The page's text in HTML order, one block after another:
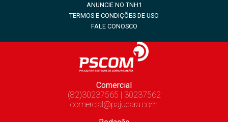
ANUNCIE NO TNH1
TERMOS E CONDIÇÕES DE USO
FALE CONOSCO
Comercial
(82)30237565 | 30237562
comercial@pajucara.com